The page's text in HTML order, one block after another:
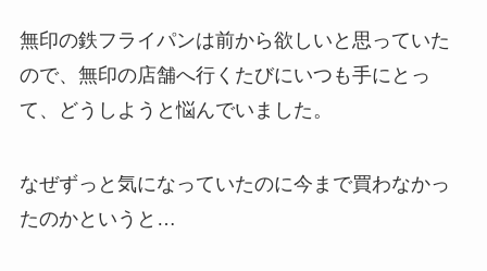
無印の鉄フライパンは前から欲しいと思っていた
ので、無印の店舗へ行くたびにいつも手にとっ
て、どうしようと悩んでいました。
なぜずっと気になっていたのに今まで買わなかっ
たのかというと…